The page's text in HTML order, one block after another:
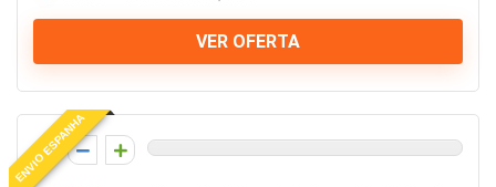
VER OFERTA
ENVIO ESPANHA
0